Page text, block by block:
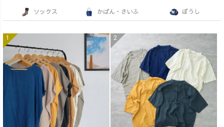
ソックス かばん・さいふ ぼうし